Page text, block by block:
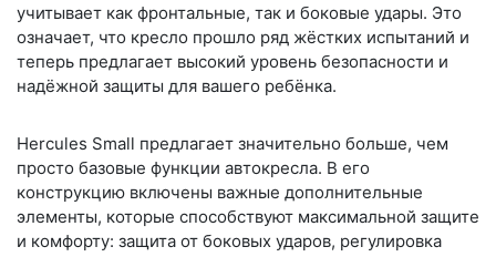
учитывает как фронтальные, так и боковые удары. Это
означает, что кресло прошло ряд жёстких испытаний и
теперь предлагает высокий уровень безопасности и
надёжной защиты для вашего ребёнка.
Hercules Small предлагает значительно больше, чем
просто базовые функции автокресла. В его
конструкцию включены важные дополнительные
элементы, которые способствуют максимальной защите
и комфорту: защита от боковых ударов, регулировка